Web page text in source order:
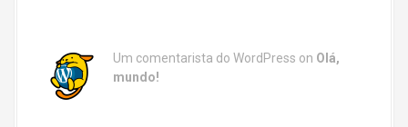
Um comentarista do WordPress on Olá,
mundo!